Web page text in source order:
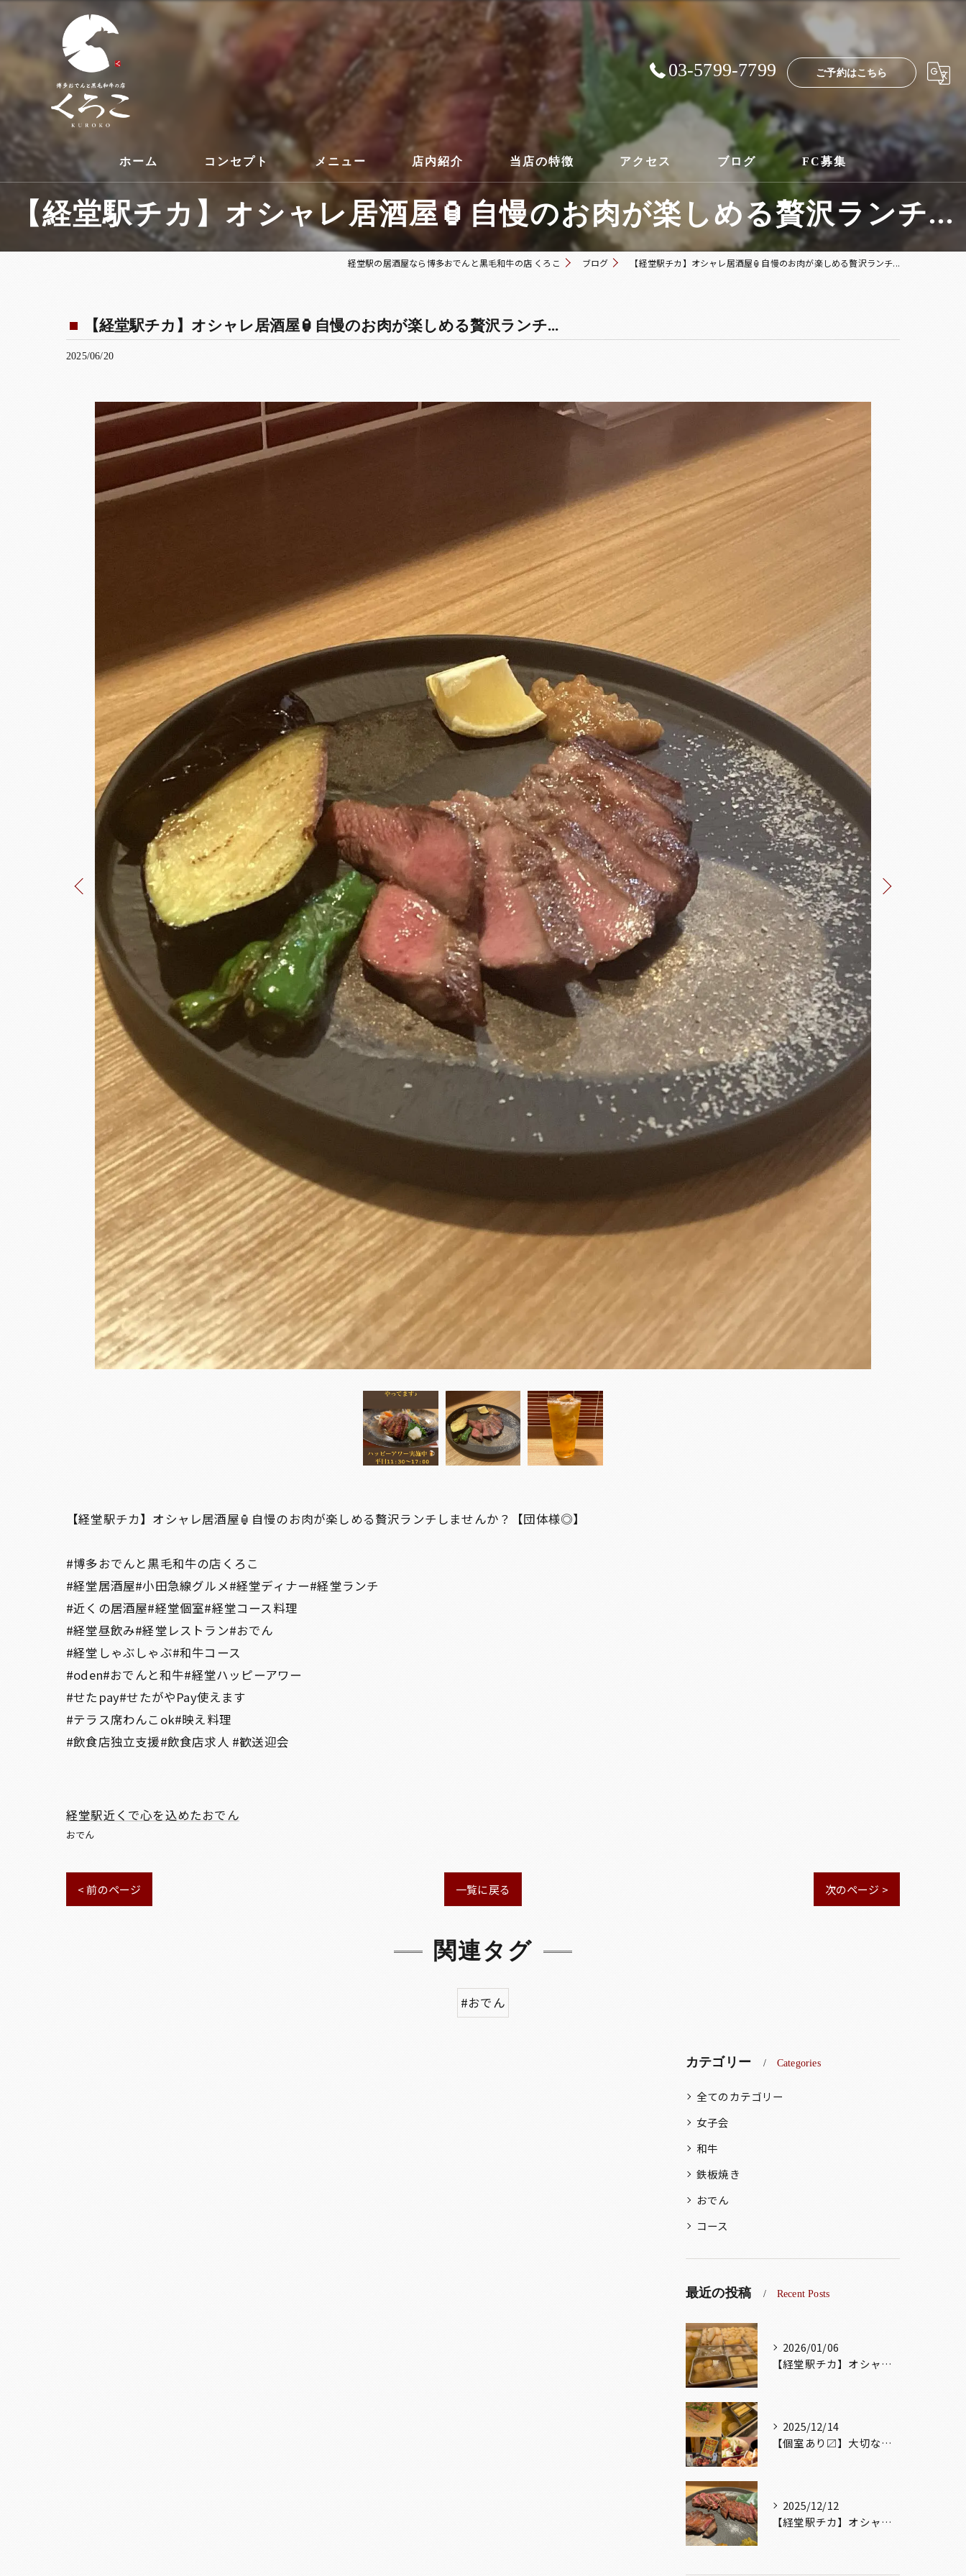
03-5799-7799 ご予約はこちら
ホーム コンセプト メニュー 店内紹介 当店の特徴
コース
アクセス ブログ FC募集
【経堂駅チカ】オシャレ居酒屋🏮自慢のお肉が楽しめる贅沢ランチ...
経堂駅の居酒屋なら博多おでんと黒毛和牛の店 くろこ ブログ 【経堂駅チカ】オシャレ居酒屋🏮自慢のお肉が楽しめる贅沢ランチ...
【経堂駅チカ】オシャレ居酒屋🏮自慢のお肉が楽しめる贅沢ランチ...
2025/06/20
【経堂駅チカ】オシャレ居酒屋🏮自慢のお肉が楽しめる贅沢ランチしませんか？【団体様◎】
#博多おでんと黒毛和牛の店くろこ
#経堂居酒屋#小田急線グルメ#経堂ディナー#経堂ランチ
#近くの居酒屋#経堂個室#経堂コース料理
#経堂昼飲み#経堂レストラン#おでん
#経堂しゃぶしゃぶ#和牛コース
#oden#おでんと和牛#経堂ハッピーアワー
#せたpay#せたがやPay使えます
#テラス席わんこok#映え料理
#飲食店独立支援#飲食店求人 #歓送迎会
経堂駅近くで心を込めたおでん
おでん
< 前のページ 一覧に戻る 次のページ >
関連タグ
#おでん
カテゴリー Categories
全てのカテゴリー
女子会
和牛
鉄板焼き
おでん
コース
最近の投稿 Recent Posts
2026/01/06
【経堂駅チカ】オシャレ居酒屋🏮出汁が美味しいおでんがオススメ...
2025/12/14
【個室あり〼】大切な記念日、お祝い事でのご来店ぜひお待ちして...
2025/12/12
【経堂駅チカ】オシャレ居酒屋🏮自慢のお肉が楽しめる🐃お得なコ...